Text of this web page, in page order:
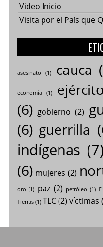
Video Inicio
Visita por el País que
asesinato (1) cauca
economía(1) ejército
(6) gobierno (2)
(6) guerrilla
indígenas (7)
(6) mujeres (2)
oro (1) paz (2) petróleo (1)
Tierras(1) TLC(2) víctimas